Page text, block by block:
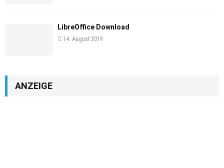
LibreOffice Download
14. August 2019
ANZEIGE